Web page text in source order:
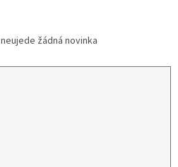
žádná novinka